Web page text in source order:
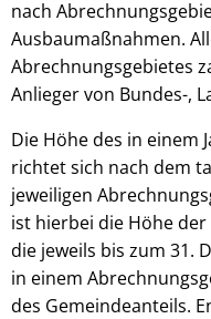
nach
Ausbaumaßnahmen.
Abrechnungsgebietes
Anlieger von Bundes-,
Die Höhe des in einem
richtet sich nach dem
jeweiligen
ist hierbei die Höhe
die jeweils bis zum 31.
in einem
des Gemeindeanteils.